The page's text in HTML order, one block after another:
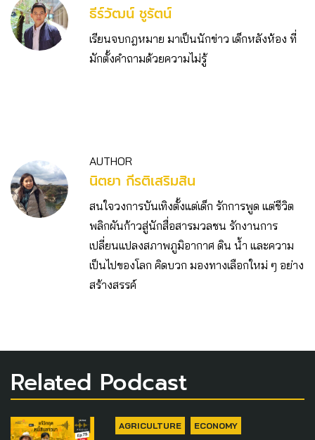
ธีร์วัฒน์ ชูรัตน์
เรียนจบกฎหมาย มาเป็นนักข่าว เด็กหลังห้อง ที่
มักตั้งคำถามด้วยความไม่รู้
AUTHOR
นิตยา กีรติเสริมสิน
สนใจวงการบันเทิงตั้งแต่เด็ก รักการพูด แต่ชีวิต
พลิกผันก้าวสู่นักสื่อสารมวลชน รักงานการ
เปลี่ยนแปลงสภาพภูมิอากาศ ดิน น้ำ และความ
เป็นไปของโลก คิดบวก มองทางเลือกใหม่ ๆ อย่าง
สร้างสรรค์
Related Podcast
AGRICULTURE ECONOMY